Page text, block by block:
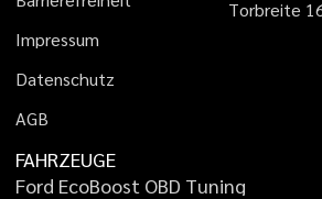
Impressum
Datenschutz
AGB
Torbreite 1
FAHRZEUGE
Ford EcoBoost OBD Tuning